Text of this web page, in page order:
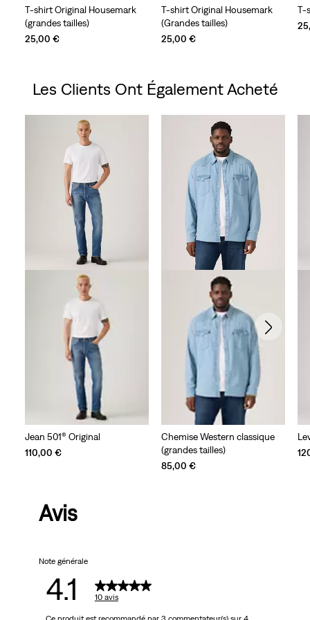
T-shirt Original Housemark
(grandes tailles)
25,00 €
T-shirt Original Housemark
(Grandes tailles)
25,00 €
T-
Les Clients Ont Également Acheté
Jean 501® Original
110,00 €
Chemise Western classique
(grandes tailles)
85,00 €
Avis
Note générale
4.1 10 avis